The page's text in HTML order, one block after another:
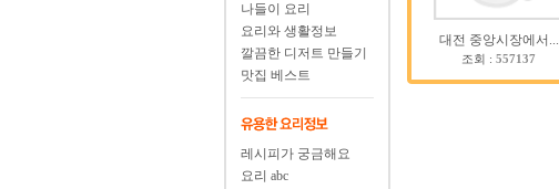
나들이 요리
요리와 생활정보
깔끔한 디저트 만들기
맛집 베스트
레시피가 궁금해요
요리 abc
대전 중앙시장에서...
조회 : 557137